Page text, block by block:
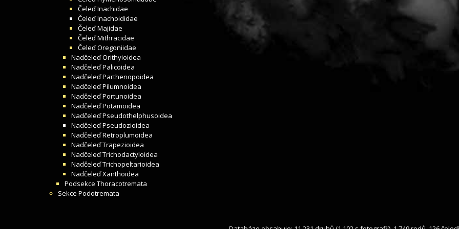
ČeleďInachidae
ČeleďInachoididae
ČeleďMajidae
ČeleďMithracidae
ČeleďOregoniidae
NadčeleďOrithyioidea
NadčeleďPalicoidea
NadčeleďParthenopoidea
NadčeleďPilumnoidea
NadčeleďPortunoidea
NadčeleďPotamoidea
NadčeleďPseudothelphusoidea
NadčeleďPseudozioidea
NadčeleďRetroplumoidea
NadčeleďTrapezioidea
NadčeleďTrichodactyloidea
NadčeleďTrichopeltarioidea
NadčeleďXanthoidea
Podsekce Thoracotremata
Sekce Podotremata